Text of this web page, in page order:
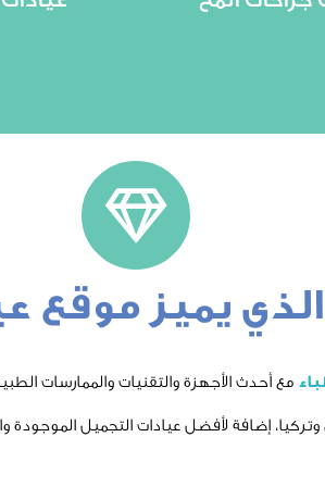
للمرضى الذين والعلاجات
يميز موقع
مع أحدث الأجهزة والتقنيات والممارسات
وتركيا، إضافة لأفضل عيادات التجميل الموجودة